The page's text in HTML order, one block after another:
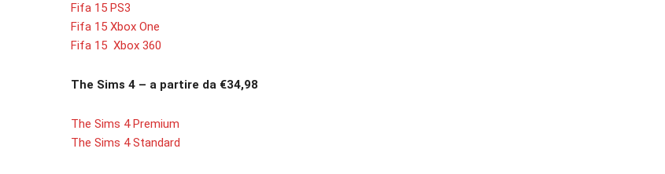
Fifa 15 PS3
Fifa 15 Xbox One
Fifa 15 Xbox 360
The Sims 4 – a partire da €34,98
The Sims 4 Premium
The Sims 4 Standard